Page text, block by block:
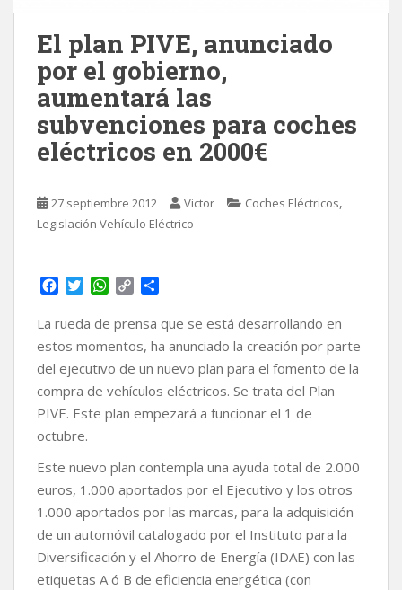
El plan PIVE, anunciado
por el gobierno,
aumentará las
subvenciones para coches
eléctricos en 2000€
27 septiembre 2012 Victor Coches Eléctricos,
Legislación Vehículo Eléctrico
c
e
b
o
o
k
T
i
t
t
e
r
W
a
t
s
A
p
p
C
p
y
L
i
n
k
m
p
a
r
t
i
La rueda de prensa que se está desarrollando en
estos momentos, ha anunciado la creación por parte
del ejecutivo de un nuevo plan para el fomento de la
compra de vehículos eléctricos. Se trata del Plan
PIVE. Este plan empezará a funcionar el 1 de
octubre.
Este nuevo plan contempla una ayuda total de 2.000
euros, 1.000 aportados por el Ejecutivo y los otros
1.000 aportados por las marcas, para la adquisición
de un automóvil catalogado por el Instituto para la
Diversificación y el Ahorro de Energía (IDAE) con las
etiquetas A ó B de eficiencia energética (con